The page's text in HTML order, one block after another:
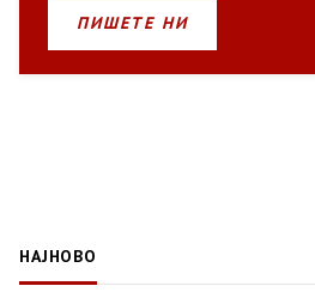
ПИШЕТЕ НИ
НАЈНОВО